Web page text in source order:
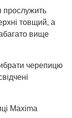
прослужить
товщий, а
вище
черепицю
Maxima